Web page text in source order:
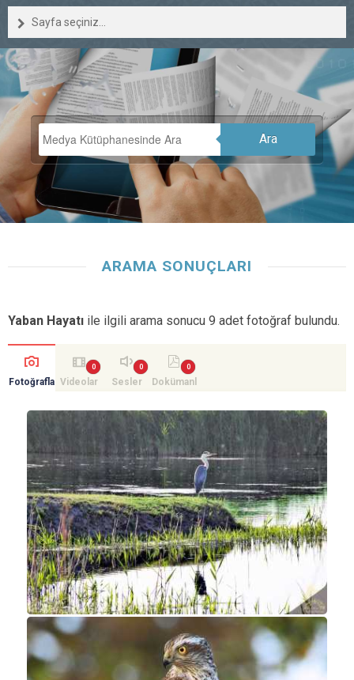
Sayfa seçiniz...
Ara
ARAMA SONUÇLARI
Yaban Hayatı ile ilgili arama sonucu 9 adet fotoğraf bulundu.
Fotoğrafla Videolar Sesler
Dokümanl